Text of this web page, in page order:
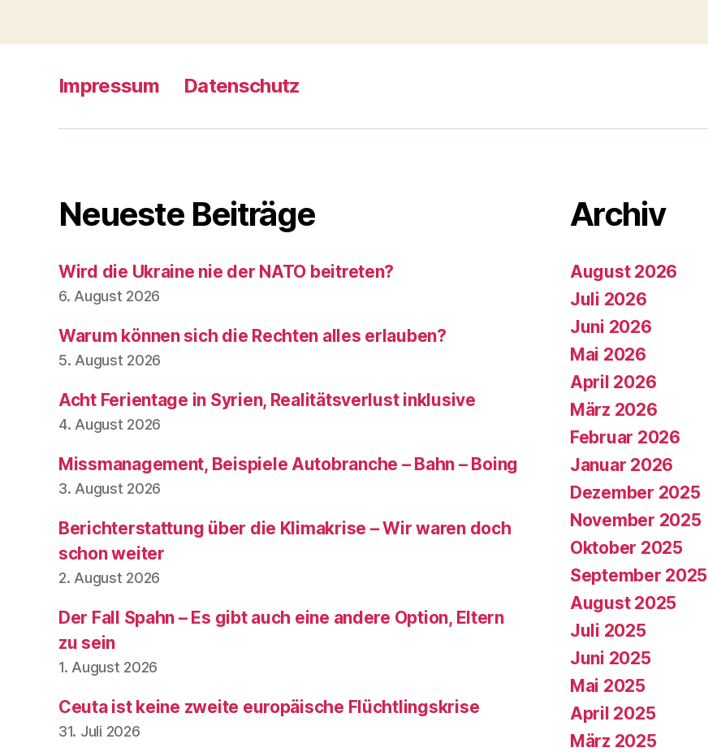
Impressum Datenschutz
Neueste Beiträge
Wird die Ukraine nie der NATO beitreten?
6. August 2026
Warum können sich die Rechten alles erlauben?
5. August 2026
Acht Ferientage in Syrien, Realitätsverlust inklusive
4. August 2026
Missmanagement, Beispiele Autobranche – Bahn – Boing
3. August 2026
Berichterstattung über die Klimakrise – Wir waren doch
schon weiter
2. August 2026
Der Fall Spahn – Es gibt auch eine andere Option, Eltern
zu sein
1. August 2026
Ceuta ist keine zweite europäische Flüchtlingskrise
31. Juli 2026
Archiv
August 2026
Juli 2026
Juni 2026
Mai 2026
April 2026
März 2026
Februar 2026
Januar 2026
Dezember 2025
November 2025
Oktober 2025
September 2025
August 2025
Juli 2025
Juni 2025
Mai 2025
April 2025
März 2025